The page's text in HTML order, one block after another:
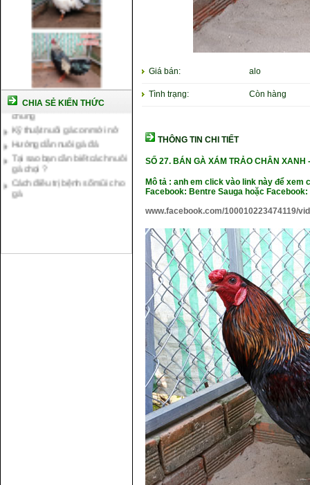
CHIA SẺ KIẾN THỨC
Cách nuôi gà chế độ đá c1
Cách nuôi gà đông tảo thuần
chủng
Kỹ thuật nuôi gà con mới nở
Hướng dẫn nuôi gà đá
Tại sao bạn cần biết cách nuôi
gà chọi ?
Cách điều trị bệnh sổ mũi cho
gà
Giá bán: alo
Tình trạng: Còn hàng
THÔNG TIN CHI TIẾT
SỐ 27.BÁN GÀ XÁM TRẢO CHÂN XANH
Mô tả : anh em click vào link này để
Facebook: Bentre Sauga hoặc Facebook:
www.facebook.com/100010223474119/